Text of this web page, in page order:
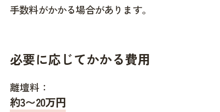
手数料がかかる場合があります。
必要に応じてかかる費用
離壇料：
約3〜20万円